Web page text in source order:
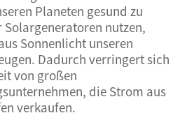
Planeten gesund zu
nutzen,
Sonnenlicht unseren
Dadurch verringert sich
von großen
die Strom aus
verkaufen.